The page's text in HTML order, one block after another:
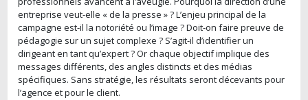
entreprise veut-elle « de la presse » ? L’enjeu principal de la
campagne est-il la notoriété ou l’image ? Doit-on faire preuve de
pédagogie sur un sujet complexe ? S’agit-il d’identifier un
dirigeant en tant qu’expert ? Or chaque objectif implique des
messages différents, des angles distincts et des médias
spécifiques. Sans stratégie, les résultats seront décevants pour
l’agence et pour le client.